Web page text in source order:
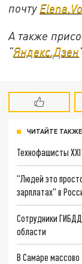
почту
А также
"Яндекс.Дзен
ЧИТАЙТЕ
Технофашисты XXI
"Людей это
зарплатах" в
Сотрудники
области
В Самаре массово